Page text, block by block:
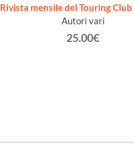
Rivista mensile del Touring
Autori vari
25.00€